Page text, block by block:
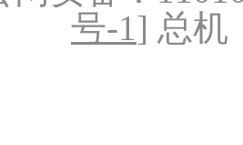
号-1] 总机